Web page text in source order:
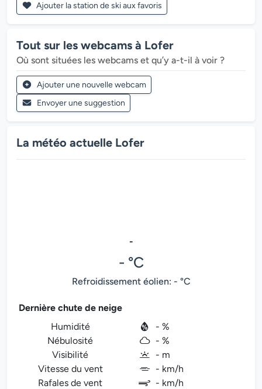
Ajouter la station de ski aux favoris
Tout sur les webcams à Lofer
Où sont situées les webcams et qu’y a-t-il à voir ?
Ajouter une nouvelle webcam
Envoyer une suggestion
La météo actuelle Lofer
-
- °C
Refroidissement éolien: - °C
Dernière chute de neige
Humidité
- %
Nébulosité
- %
Visibilité
- m
Vitesse du vent
- km/h
Rafales de vent
- km/h